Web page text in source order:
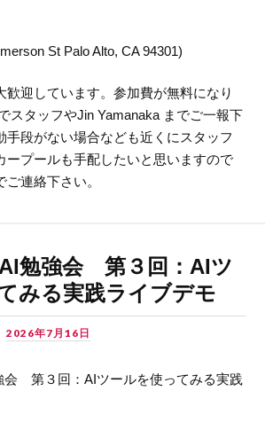
St Palo Alto, CA 94301)
歓迎しています。参加費が無料になり
スタッフやJin Yamanaka までご一報下
手段がない場合なども近くにスタッフ
ープールも手配したいと思いますので
連絡下さい。
勉強会 第３回：AIツ
みる実践ライブデモ
2026年7月16日
会 第３回：AIツールを使ってみる実践